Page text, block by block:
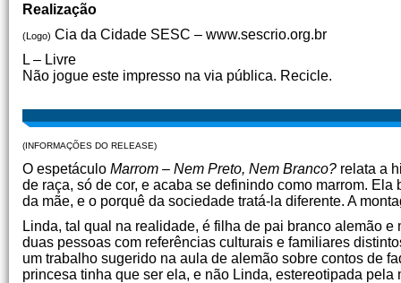
Realização
(Logo) Cia da Cidade SESC – www.sescrio.org.br
L – Livre
Não jogue este impresso na via pública. Recicle.
(INFORMAÇÕES DO RELEASE)
O espetáculo Marrom – Nem Preto, Nem Branco? relata a
de raça, só de cor, e acaba se definindo como marrom.
da mãe, e o porquê da sociedade tratá-la diferente. A
Linda, tal qual na realidade, é filha de pai branco alemão
duas pessoas com referências culturais e familiares
um trabalho sugerido na aula de alemão sobre contos de
princesa tinha que ser ela, e não Linda, estereotipada pela